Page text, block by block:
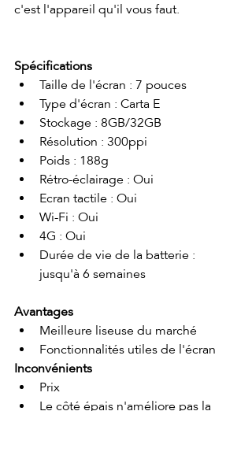
c'est l'appareil qu'il vous faut.
Spécifications
Taille de l'écran : 7 pouces
Type d'écran : Carta E
Stockage : 8GB/32GB
Résolution : 300ppi
Poids : 188g
Rétro-éclairage : Oui
Ecran tactile : Oui
Wi-Fi : Oui
4G : Oui
Durée de vie de la batterie :
jusqu'à 6 semaines
Avantages
Meilleure liseuse du marché
Fonctionnalités utiles de l'écran
Inconvénients
Prix
Le côté épais n'améliore pas la